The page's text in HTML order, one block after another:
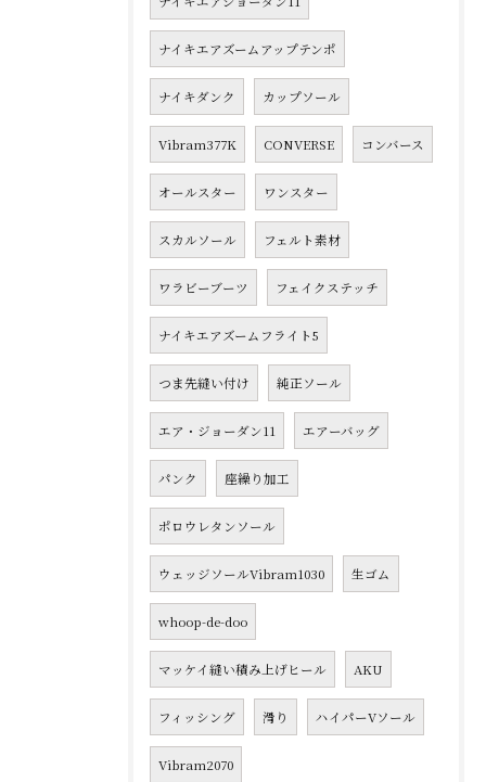
ナイキエアズームアップテンポ
ナイキダンク カップソール
Vibram377K CONVERSE コンバース
オールスター ワンスター
スカルソール フェルト素材
ワラビーブーツ フェイクステッチ
ナイキエアズームフライト5
つま先縫い付け 純正ソール
エア・ジョーダン11 エアーバッグ
パンク 座繰り加工
ポロウレタンソール
ウェッジソールVibram1030 生ゴム
whoop-de-doo
マッケイ縫い積み上げヒール AKU
フィッシング 滑り ハイパーVソール
Vibram2070